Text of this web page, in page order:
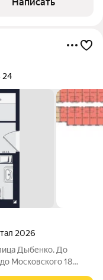
24
2026
Дыбенко. До
Московского 18